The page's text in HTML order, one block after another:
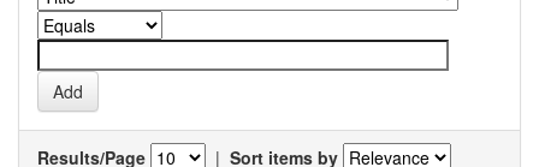
Results/Page | Sort items by